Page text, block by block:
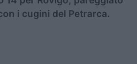
i cugini del Petrarca.